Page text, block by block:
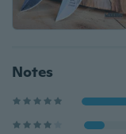
Notes